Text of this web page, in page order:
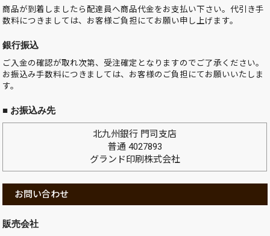
商品が到着しましたら配達員へ商品代金をお支払い下さい。代引き手
数料につきましては、お客様ご負担にてお願い申し上げます。
銀行振込
ご入金の確認が取れ次第、受注確定となりますのでご了承ください。
お振込み手数料につきましては、お客様のご負担にてお願いいたしま
す。
■ お振込み先
北九州銀行 門司支店
普通 4027893
グランド印刷株式会社
お問い合わせ
販売会社